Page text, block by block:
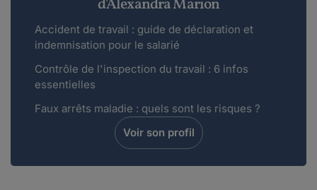
le 03-04-2019
Bonjour Tetsuo2kIl serait intéressant de poser
votre question sur nos forums. > htt...
Lire plus
Tetsuo2k.
d'Alexandra Marion
Accident de travail : guide de déclaration et
indemnisation pour le salarié
Contrôle de l'inspection du travail : 6 infos
essentielles
Faux arrêts maladie : quels sont les risques ?
Voir son profil